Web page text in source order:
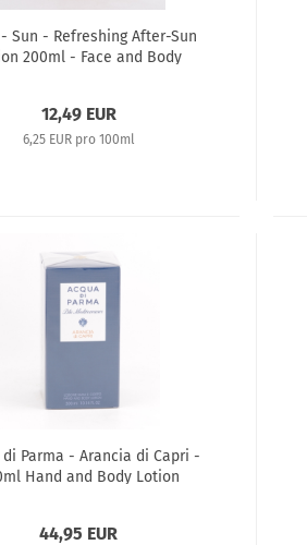
Sun - Refreshing After-Sun
200ml - Face and Body
12,49 EUR
6,25 EUR pro 100ml
di Parma - Arancia di Capri -
Hand and Body Lotion
44,95 EUR